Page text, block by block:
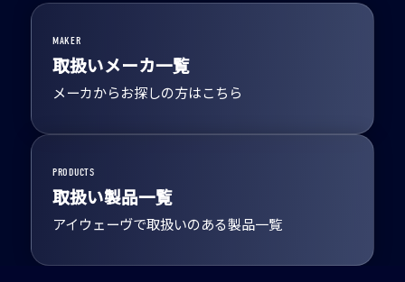
MAKER
取扱いメーカ一覧
メーカからお探しの方はこちら
PRODUCTS
取扱い製品一覧
アイウェーヴで取扱いのある製品一覧